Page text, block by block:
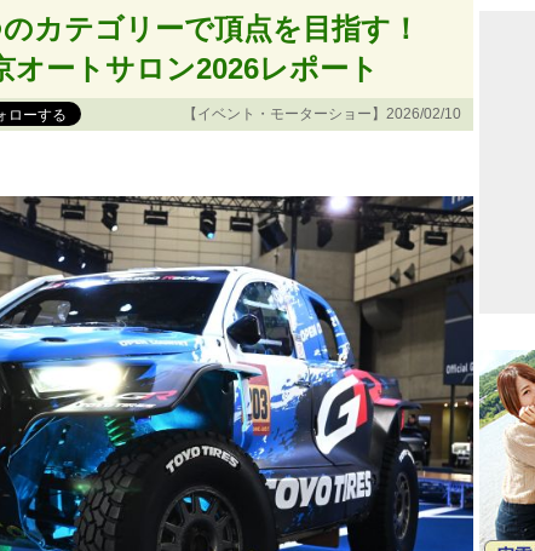
カテゴリーで頂点を目指す！
オートサロン2026レポート
【イベント・モーターショー】2026/02/10